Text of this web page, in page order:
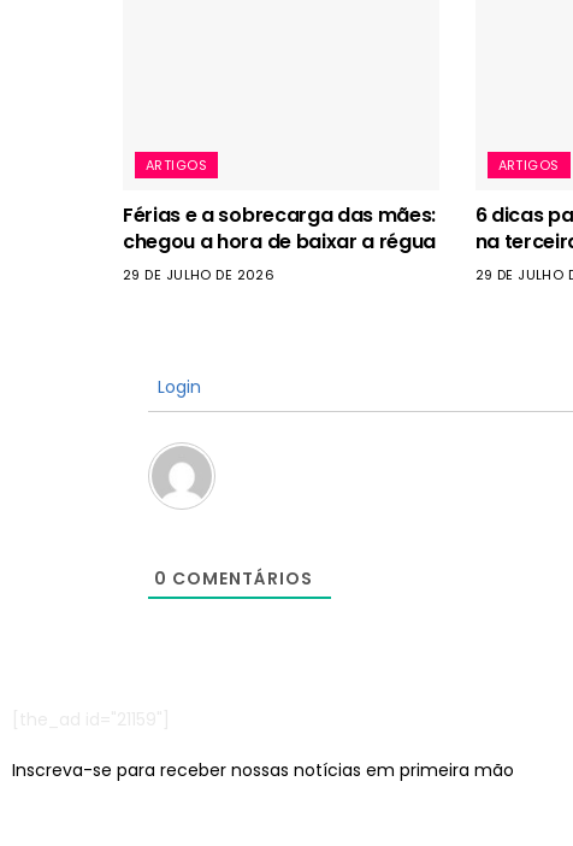
ARTIGOS
Férias e a sobrecarga das mães:
chegou a hora de baixar a régua
29 DE JULHO DE 2026
ARTIGOS
6 dicas
na
29 DE JULHO
Login
0 COMENTÁRIOS
Inscreva-se para receber nossas notícias em primeira mão